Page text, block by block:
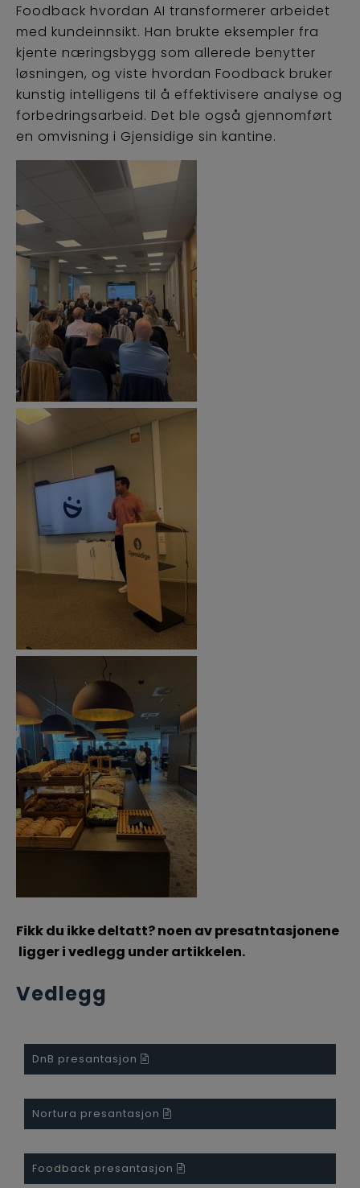
Foodback hvordan AI transformerer arbeidet
med kundeinnsikt. Han brukte eksempler fra
kjente næringsbygg som allerede benytter
løsningen, og viste hvordan Foodback bruker
kunstig intelligens til å effektivisere analyse og
forbedringsarbeid. Det ble også gjennomført
en omvisning i Gjensidige sin kantine.
Fikk du ikke deltatt? noen av presatntasjonene
ligger i vedlegg under artikkelen.
Vedlegg
DnB presantasjon
Nortura presantasjon
Foodback presantasjon